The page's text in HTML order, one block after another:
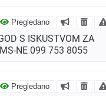
Pregledano
S ISKUSTVOM ZA
NE 099 753 8055
Pregledano